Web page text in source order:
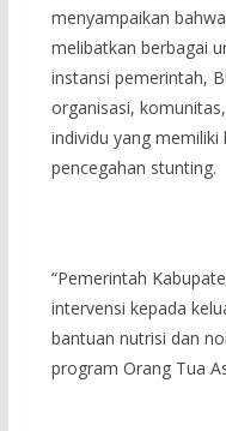
menyampaikan
melibatkan berbagai
instansi pemerintah,
organisasi,
individu yang memiliki
pencegahan stunting.
“Pemerintah
intervensi kepada
bantuan nutrisi dan
program Orang Tua